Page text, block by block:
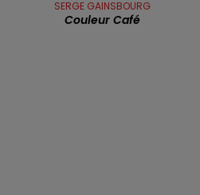
SERGE GAINSBOURG
Couleur Café